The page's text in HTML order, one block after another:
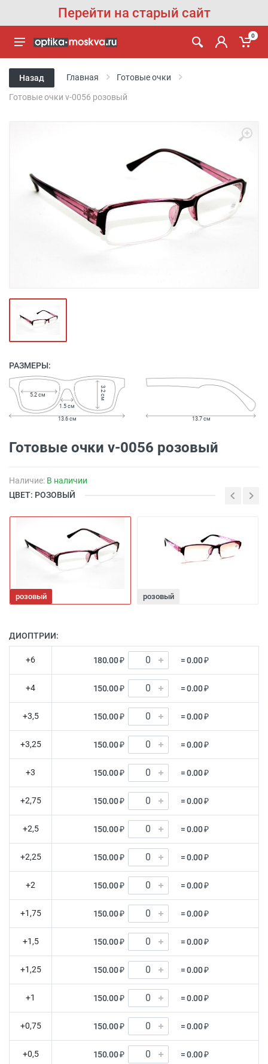
Перейти на старый сайт
0
Назад Главная Готовые очки
Готовые очки v-0056 розовый
РАЗМЕРЫ:
1.5 см
5.2 см 3.2 см
13.6 см 13.7 см
Готовые очки v-0056 розовый
Наличие: В наличии
ЦВЕТ: РОЗОВЫЙ
розовый розовый
ДИОПТРИИ:
+6 180.00 ₽ = 0.00 ₽
+4 150.00 ₽ = 0.00 ₽
+3,5 150.00 ₽ = 0.00 ₽
+3,25 150.00 ₽ = 0.00 ₽
+3 150.00 ₽ = 0.00 ₽
+2,75 150.00 ₽ = 0.00 ₽
+2,5 150.00 ₽ = 0.00 ₽
+2,25 150.00 ₽ = 0.00 ₽
+2 150.00 ₽ = 0.00 ₽
+1,75 150.00 ₽ = 0.00 ₽
+1,5 150.00 ₽ = 0.00 ₽
+1,25 150.00 ₽ = 0.00 ₽
+1 150.00 ₽ = 0.00 ₽
+0,75 150.00 ₽ = 0.00 ₽
+0,5 150.00 ₽ = 0.00 ₽